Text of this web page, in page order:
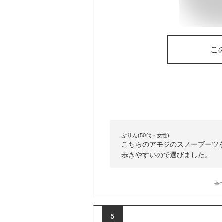
こ
ぷりん(50代・女性)
こちらのアモジのスノーブー
歩きやすいので選びました。
全
5